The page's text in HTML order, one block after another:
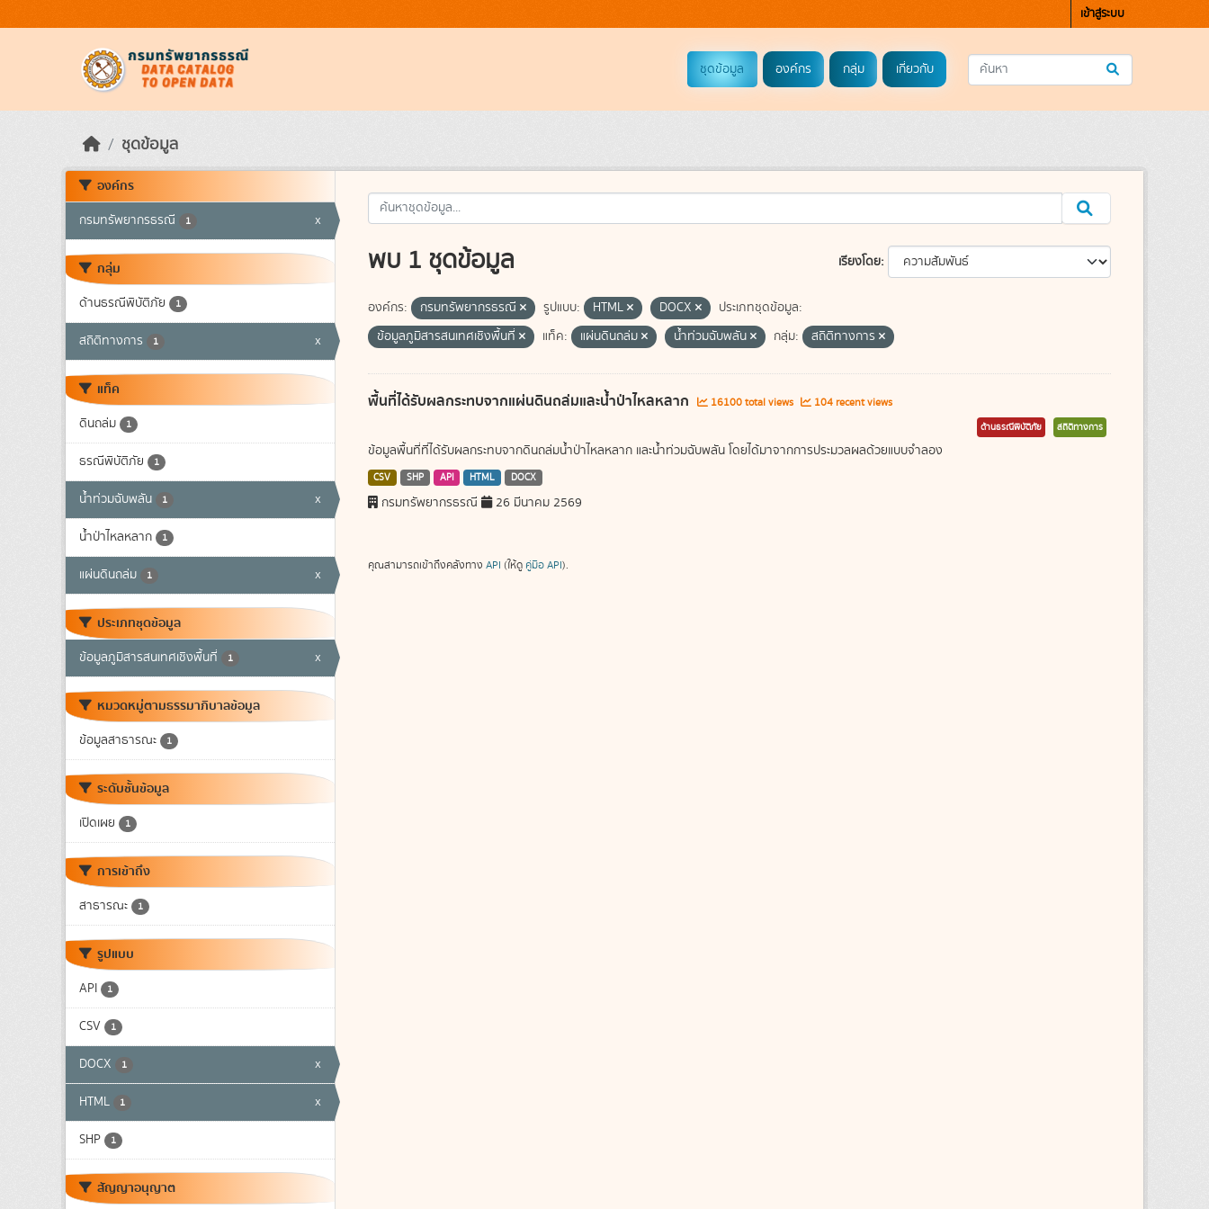
เข้าสู่ระบบ
ชุดข้อมูล องค์กร กลุ่ม เกี่ยวกับ
ชุดข้อมูล
องค์กร
กรมทรัพยากรธรณี 1 x
กลุ่ม
ด้านธรณีพิบัติภัย 1
สถิติทางการ 1 x
แท็ค
ดินถล่ม 1
ธรณีพิบัติภัย 1
น้ำท่วมฉับพลัน 1 x
น้ำป่าไหลหลาก 1
แผ่นดินถล่ม 1 x
ประเภทชุดข้อมูล
ข้อมูลภูมิสารสนเทศเชิงพื้นที่ 1 x
หมวดหมู่ตามธรรมาภิบาลข้อมูล
ข้อมูลสาธารณะ 1
ระดับชั้นข้อมูล
เปิดเผย 1
การเข้าถึง
สาธารณะ 1
รูปแบบ
API 1
CSV 1
DOCX 1 x
HTML 1 x
SHP 1
สัญญาอนุญาต
เรียงโดย
พบ 1 ชุดข้อมูล
องค์กร: กรมทรัพยากรธรณี รูปแบบ: HTML DOCX
ประเภทชุดข้อมูล:
ข้อมูลภูมิสารสนเทศเชิงพื้นที่
แท็ค: แผ่นดินถล่ม น้ำท่วมฉับพลัน กลุ่ม: สถิติทางการ
พื้นที่ได้รับผลกระทบจากแผ่นดินถล่มและน้ำป่าไหลหลาก 16100 total views 104 recent views
ด้านธรณีพิบัติภัย สถิติทางการ
ข้อมูลพื้นที่ที่ได้รับผลกระทบจากดินถล่มน้ำป่าไหลหลาก และน้ำท่วมฉับพลัน โดยได้มาจากการประมวลผลด้วยแบบจำลอง
CSV SHP API HTML DOCX
กรมทรัพยากรธรณี 26 มีนาคม 2569
คุณสามารถเข้าถึงคลังทาง API (ให้ดู คู่มือ API).